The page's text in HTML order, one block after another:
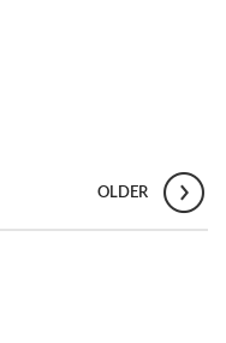
OLDER